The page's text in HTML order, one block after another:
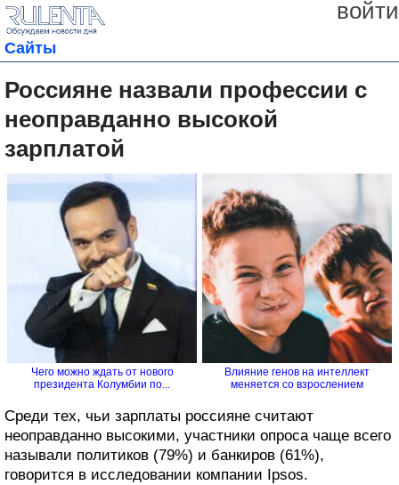
войти
Сайты
Россияне назвали профессии с
неоправданно высокой
зарплатой
Чего можно ждать от нового
президента Колумбии по...
Влияние генов на интеллект
меняется со взрослением
Среди тех, чьи зарплаты россияне считают
неоправданно высокими, участники опроса чаще всего
называли политиков (79%) и банкиров (61%),
говорится в исследовании компании Ipsos.